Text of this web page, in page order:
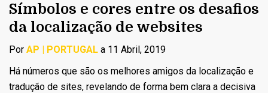
Símbolos e cores entre os desafios
da localização de websites
Por AP | PORTUGAL a 11 Abril, 2019
Há números que são os melhores amigos da localização e
tradução de sites, revelando de forma bem clara a decisiva